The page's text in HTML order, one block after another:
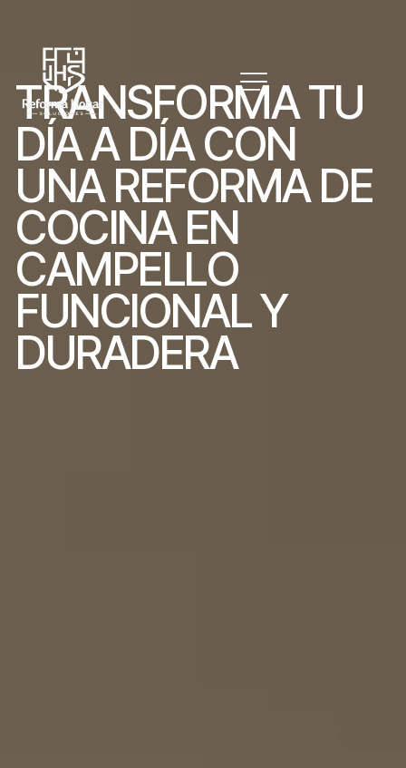
TRANSFORMATU
DÍAA DÍACON
UNA REFORMA DE
COCINA EN
CAMPELLO
FUNCIONALY
DURADERA